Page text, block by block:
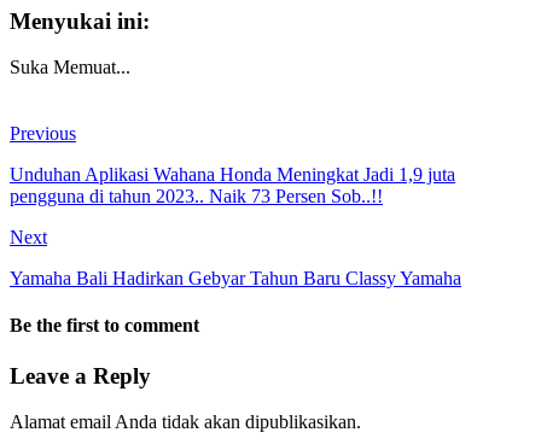
Menyukai ini:
Suka Memuat...
Previous
Unduhan Aplikasi Wahana Honda Meningkat Jadi 1,9 juta
pengguna di tahun 2023.. Naik 73 Persen Sob..!!
Next
Yamaha Bali Hadirkan Gebyar Tahun Baru Classy Yamaha
Be the first to comment
Leave a Reply
Alamat email Anda tidak akan dipublikasikan.